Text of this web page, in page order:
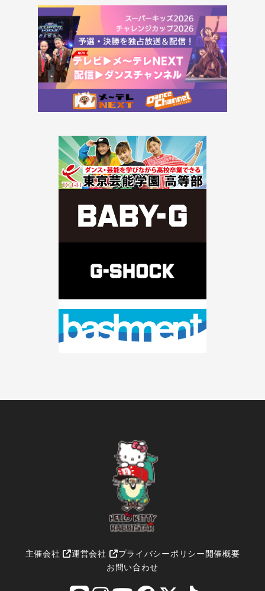
主催会社 運営会社 プライバシーポリシー開催概要
お問い合わせ